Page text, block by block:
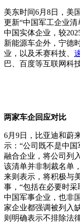
美东时间6月8日，美
更新“中国军工企业清
中国实体企业，较
新能源车企外，宁德
业，以及禾赛科技、
巴、百度等互联网科
两家车企回应对比
6月9日，比亚迪和蔚
示：“公司既不是中
融合企业，将公司列
该清单并非制裁名单
来则表示，将积极与
事，“包括在必要时
中国军事企业，也非
家企业都强调被列入
则明确表示不排除法